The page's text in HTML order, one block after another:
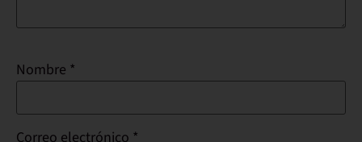
Nombre *
Correo electrónico *